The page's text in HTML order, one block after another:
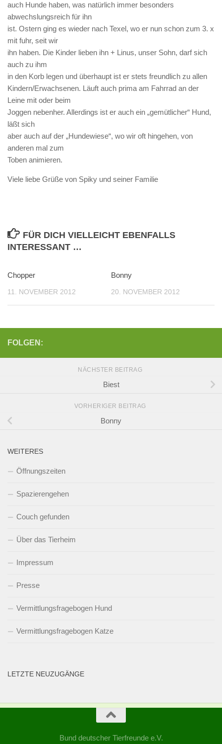
auch Hunde haben, was natürlich immer besonders
abwechslungsreich für ihn
ist. Ostern ging es wieder nach Texel, wo er nun schon zum 3. x
mit fuhr, seit wir
ihn haben. Die Kinder lieben ihn + Linus, unser Sohn, darf sich
auch zu ihm
in den Korb legen und überhaupt ist er stets freundlich zu allen
Kindern/Erwachsenen. Läuft auch prima am Fahrrad an der
Leine mit oder beim
Joggen nebenher. Allerdings ist er auch ein „gemütlicher“ Hund,
läßt sich
aber auch auf der „Hundewiese“, wo wir oft hingehen, von
anderen mal zum
Toben animieren.
Viele liebe Grüße von Spiky und seiner Familie
FÜR DICH VIELLEICHT EBENFALLS
INTERESSANT …
Chopper
11. NOVEMBER 2012
Bonny
20. NOVEMBER 2012
FOLGEN:
NÄCHSTER BEITRAG
Biest
VORHERIGER BEITRAG
Bonny
WEITERES
Öffnungszeiten
Spazierengehen
Couch gefunden
Über das Tierheim
Impressum
Presse
Vermittlungsfragebogen Hund
Vermittlungsfragebogen Katze
LETZTE NEUZUGÄNGE
Bund deutscher Tierfreunde e.V.